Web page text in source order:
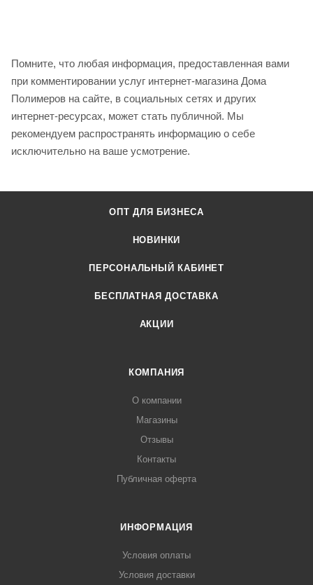
Помните, что любая информация, предоставленная вами
при комментировании услуг интернет-магазина Дома
Полимеров на сайте, в социальных сетях и других
интернет-ресурсах, может стать публичной. Мы
рекомендуем распространять информацию о себе
исключительно на ваше усмотрение.
ОПТ ДЛЯ БИЗНЕСА
НОВИНКИ
ПЕРСОНАЛЬНЫЙ КАБИНЕТ
БЕСПЛАТНАЯ ДОСТАВКА
АКЦИИ
КОМПАНИЯ
О компании
Магазины
Отзывы
Контакты
Публичная оферта
ИНФОРМАЦИЯ
Условия оплаты
Условия доставки